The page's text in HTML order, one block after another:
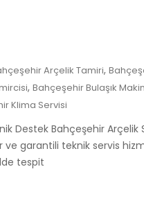
Arçelik Tamiri,
, Bahçeşehir Bulaşık
Klima Servisi
Destek Bahçeşehir Arçelik
ve garantili teknik servis
tespit